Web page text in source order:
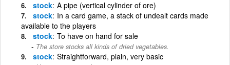
stock A pipe (vertical cylinder of ore)
stock In a card game, a stack of undealt cards made
available to the players
stock To have on hand for sale
The store stocks all kinds of dried vegetables.
stock Straightforward, plain, very basic